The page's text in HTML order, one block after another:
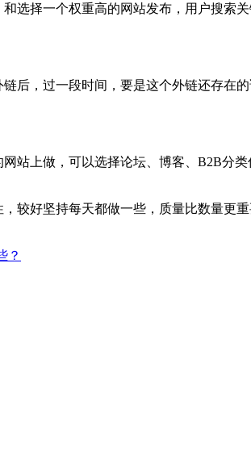
选择一个权重高的网站发布，用户搜索
后，过一段时间，要是这个外链还存在
站上做，可以选择论坛、博客、B2B分
较好坚持每天都做一些，质量比数量更重
？